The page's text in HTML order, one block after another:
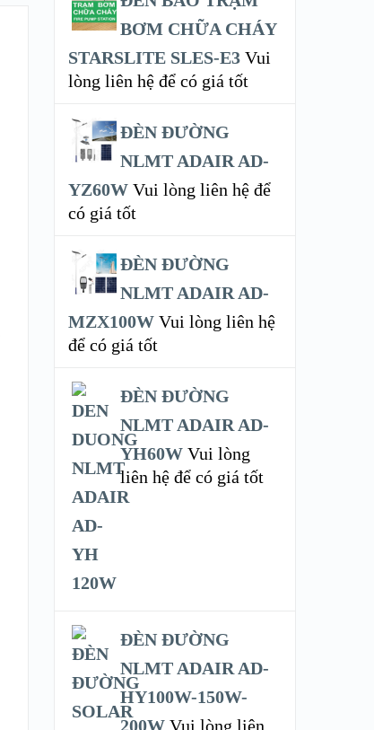
BƠM CHỮA CHÁY
STARSLITE SLES-E3 Vui
lòng liên hệ để có giá tốt
ĐÈN ĐƯỜNG
NLMT ADAIR AD-
YZ60W Vui lòng liên hệ để
có giá tốt
ĐÈN ĐƯỜNG
NLMT ADAIR AD-
MZX100W Vui lòng liên hệ
để có giá tốt
ĐÈN ĐƯỜNG
NLMT ADAIR AD-
YH60W Vui lòng
liên hệ để có giá tốt
ĐÈN ĐƯỜNG
NLMT ADAIR AD-
HY100W-150W-
200W Vui lòng liên